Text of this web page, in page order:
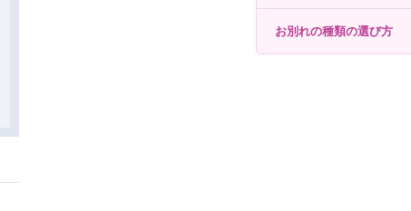
お別れの種類の選び方